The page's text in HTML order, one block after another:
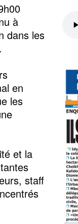
à
dans les
en
les
et la
staff